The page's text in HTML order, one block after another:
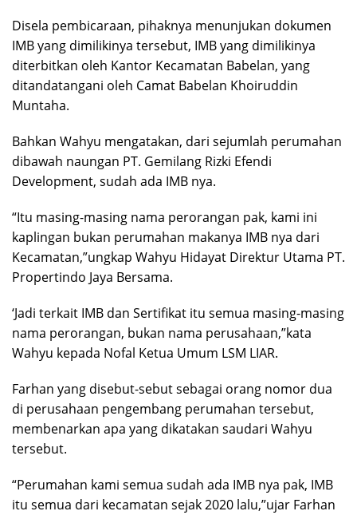
Disela pembicaraan, pihaknya menunjukan dokumen
IMB yang dimilikinya tersebut, IMB yang dimilikinya
diterbitkan oleh Kantor Kecamatan Babelan, yang
ditandatangani oleh Camat Babelan Khoiruddin
Muntaha.
Bahkan Wahyu mengatakan, dari sejumlah perumahan
dibawah naungan PT. Gemilang Rizki Efendi
Development, sudah ada IMB nya.
“Itu masing-masing nama perorangan pak, kami ini
kaplingan bukan perumahan makanya IMB nya dari
Kecamatan,”ungkap Wahyu Hidayat Direktur Utama PT.
Propertindo Jaya Bersama.
‘Jadi terkait IMB dan Sertifikat itu semua masing-masing
nama perorangan, bukan nama perusahaan,”kata
Wahyu kepada Nofal Ketua Umum LSM LIAR.
Farhan yang disebut-sebut sebagai orang nomor dua
di perusahaan pengembang perumahan tersebut,
membenarkan apa yang dikatakan saudari Wahyu
tersebut.
“Perumahan kami semua sudah ada IMB nya pak, IMB
itu semua dari kecamatan sejak 2020 lalu,”ujar Farhan